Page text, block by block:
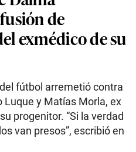
de
exmédico de su
fútbol arremetió contra
Luque y Matías Morla, ex
progenitor. “Si la verdad
van presos”, escribió en